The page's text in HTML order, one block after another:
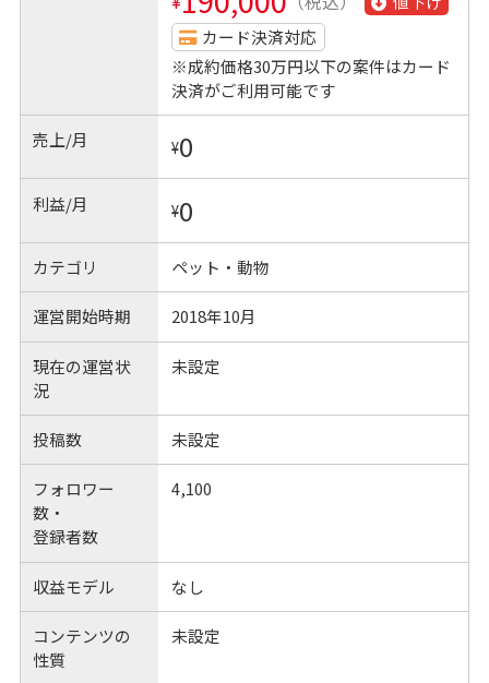
カード決済対応
※成約価格30万円以下の案件はカード
決済がご利用可能です
売上/月 ¥0
利益/月 ¥0
カテゴリ ペット・動物
運営開始時期 2018年10月
現在の運営状
況
未設定
投稿数 未設定
フォロワー
数・
登録者数
4,100
収益モデル なし
コンテンツの
性質
未設定